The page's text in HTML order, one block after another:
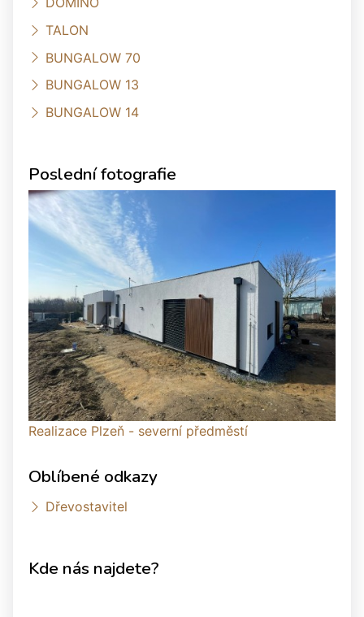
TALON
BUNGALOW 70
BUNGALOW 13
BUNGALOW 14
Poslední fotografie
Realizace Plzeň - severní předměstí
Oblíbené odkazy
Dřevostavitel
Kde nás najdete?